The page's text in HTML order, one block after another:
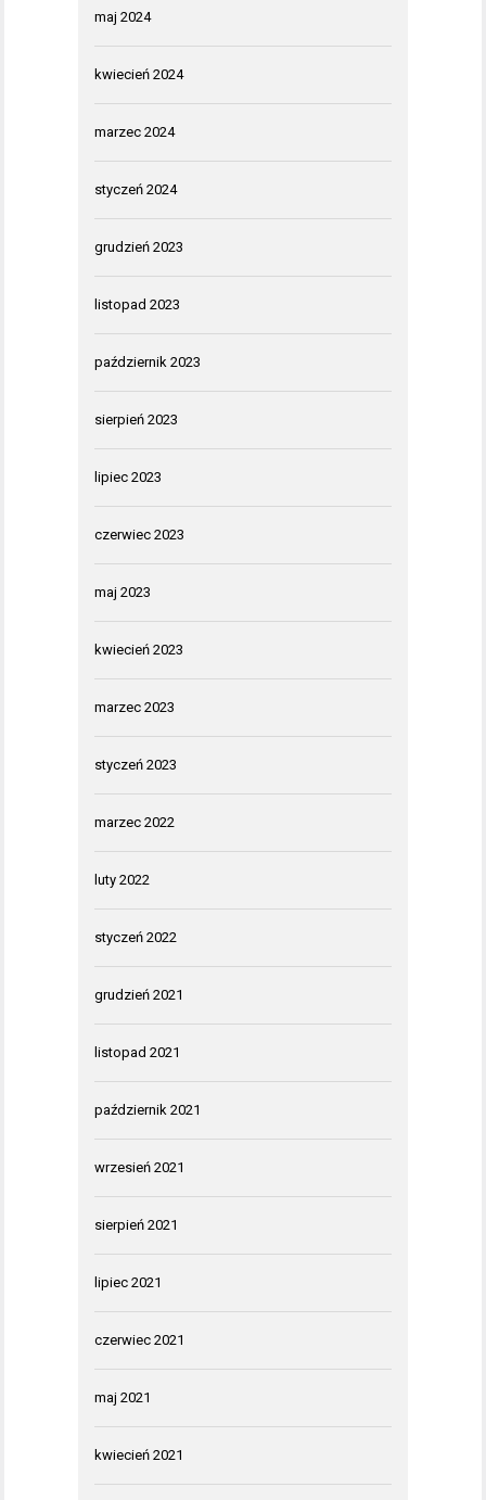
maj 2024
kwiecień 2024
marzec 2024
styczeń 2024
grudzień 2023
listopad 2023
październik 2023
sierpień 2023
lipiec 2023
czerwiec 2023
maj 2023
kwiecień 2023
marzec 2023
styczeń 2023
marzec 2022
luty 2022
styczeń 2022
grudzień 2021
listopad 2021
październik 2021
wrzesień 2021
sierpień 2021
lipiec 2021
czerwiec 2021
maj 2021
kwiecień 2021